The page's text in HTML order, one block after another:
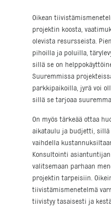
Oikean
projektin koosta,
olevista resursseista.
pihoilla ja poluilla,
sillä se on
Suuremmissa
parkkipaikoilla, jyrä voi
sillä se tarjoaa
On myös tärkeää ottaa
aikataulu ja budjetti,
vaihdella
Konsultointi
valitsemaan parhaan
projektin tarpeisiin.
tiivistämismenetelmä
tiivistyy tasaisesti ja